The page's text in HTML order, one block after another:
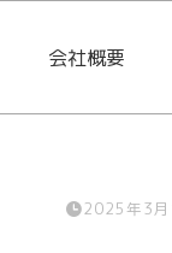
会社概要
2025年3月